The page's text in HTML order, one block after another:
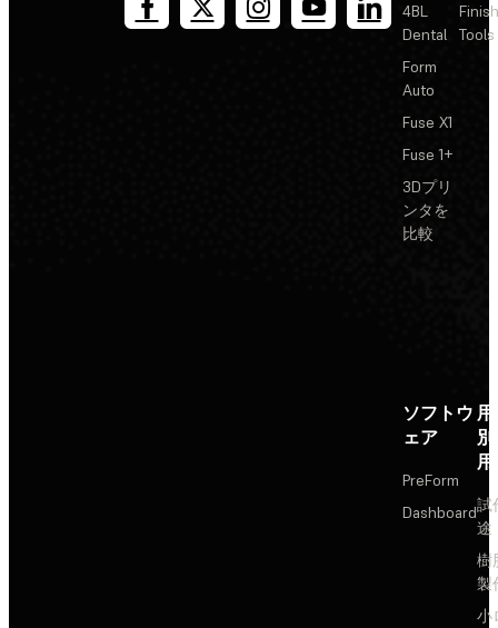
4BL
Dental
Form
Auto
Fuse X1
Fuse 1+
3Dプリ
ンタを
比較
Tools
ソフトウ
ェア
PreForm
Dashboard試
途
樹
製
小